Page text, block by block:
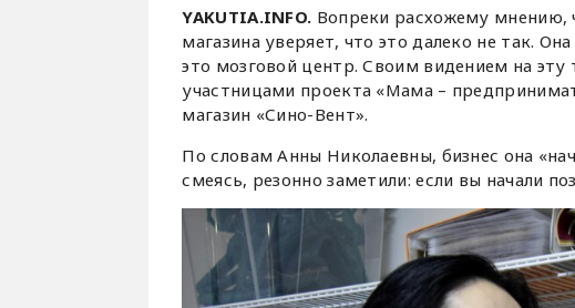
YAKUTIA.INFO. Вопреки расхожему мнению,
магазина уверяет, что это далеко не так.
это мозговой центр. Своим видением на эту
участницами проекта «Мама –
магазин «Сино-Вент».
По словам Анны Николаевны, бизнес она
смеясь, резонно заметили: если вы начали